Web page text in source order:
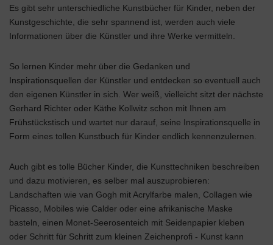
Es gibt sehr unterschiedliche Kunstbücher für Kinder, neben der
Kunstgeschichte, die sehr spannend ist, werden auch viele
Informationen über die Künstler und ihre Werke vermitteln.
So lernen Kinder mehr über die Gedanken und
Inspirationsquellen der Künstler und entdecken so eventuell auch
den eigenen Künstler in sich. Wer weiß, vielleicht sitzt der nächste
Gerhard Richter oder Käthe Kollwitz schon mit Ihnen am
Frühstückstisch und wartet nur darauf, seine Inspirationsquelle in
Form eines tollen Kunstbuch für Kinder endlich kennenzulernen.
Auch gibt es tolle Bücher Kinder, die Kunsttechniken beschreiben
und dazu motivieren, es selber mal auszuprobieren:
Landschaften wie van Gogh mit Acrylfarbe malen, Collagen wie
Picasso, Mobiles wie Calder oder eine afrikanische Maske
basteln, einen Monet-Seerosenteich mit Seidenpapier kleben
oder Schritt für Schritt zum kleinen Zeichenprofi - Kunst kann